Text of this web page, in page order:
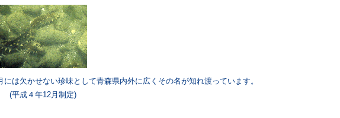
は欠かせない珍味として青森県内外に広くその名が知れ渡っています。
(平成４年12月制定)